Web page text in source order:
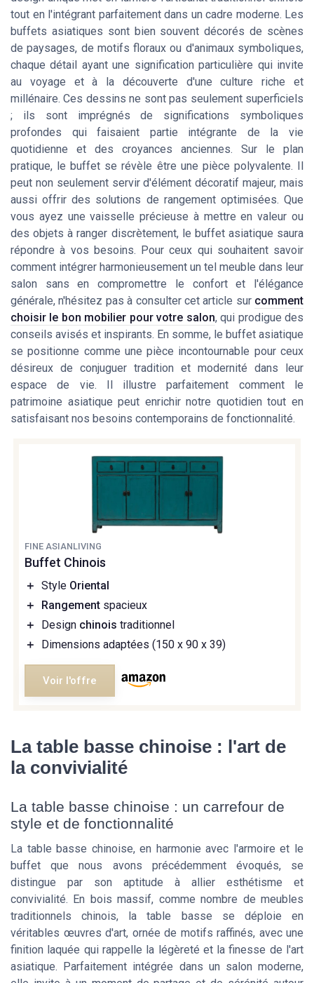
tout en l'intégrant parfaitement dans un cadre moderne. Les
buffets asiatiques sont bien souvent décorés de scènes
de paysages, de motifs floraux ou d'animaux symboliques,
chaque détail ayant une signification particulière qui invite
au voyage et à la découverte d'une culture riche et
millénaire. Ces dessins ne sont pas seulement superficiels
; ils sont imprégnés de significations symboliques
profondes qui faisaient partie intégrante de la vie
quotidienne et des croyances anciennes. Sur le plan
pratique, le buffet se révèle être une pièce polyvalente. Il
peut non seulement servir d'élément décoratif majeur, mais
aussi offrir des solutions de rangement optimisées. Que
vous ayez une vaisselle précieuse à mettre en valeur ou
des objets à ranger discrètement, le buffet asiatique saura
répondre à vos besoins. Pour ceux qui souhaitent savoir
comment intégrer harmonieusement un tel meuble dans leur
salon sans en compromettre le confort et l'élégance
générale, n'hésitez pas à consulter cet article sur comment
choisir le bon mobilier pour votre salon, qui prodigue des
conseils avisés et inspirants. En somme, le buffet asiatique
se positionne comme une pièce incontournable pour ceux
désireux de conjuguer tradition et modernité dans leur
espace de vie. Il illustre parfaitement comment le
patrimoine asiatique peut enrichir notre quotidien tout en
satisfaisant nos besoins contemporains de fonctionnalité.
FINE ASIANLIVING
Buffet Chinois
＋ Style Oriental
＋
Rangement spacieux
＋
Design chinois traditionnel
＋
Dimensions adaptées (150 x 90 x 39)
Voir l'offre
La table basse chinoise : l'art de
la convivialité
La table basse chinoise : un carrefour de
style et de fonctionnalité
La table basse chinoise, en harmonie avec l'armoire et le
buffet que nous avons précédemment évoqués, se
distingue par son aptitude à allier esthétisme et
convivialité. En bois massif, comme nombre de meubles
traditionnels chinois, la table basse se déploie en
véritables œuvres d'art, ornée de motifs raffinés, avec une
finition laquée qui rappelle la légèreté et la finesse de l'art
asiatique. Parfaitement intégrée dans un salon moderne,